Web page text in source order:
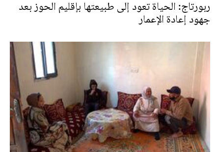
ربورتاج: الحياة تعود إلى طبيعتها بإقليم الحوز بعد
جهود إعادة الإعمار